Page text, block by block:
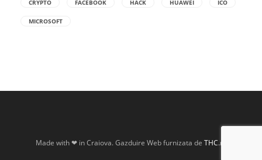
CRYPTO FACEBOOK HACK HUAWEI ICO
MICROSOFT
Made with ❤ in Craiova. Gazduire Web furnizata de THC.ro